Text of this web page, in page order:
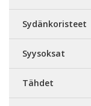
Sydänkoristeet
Syysoksat
Tähdet